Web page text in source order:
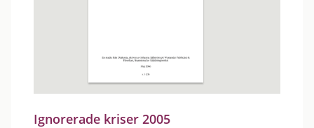
Ignorerade kriser 2005